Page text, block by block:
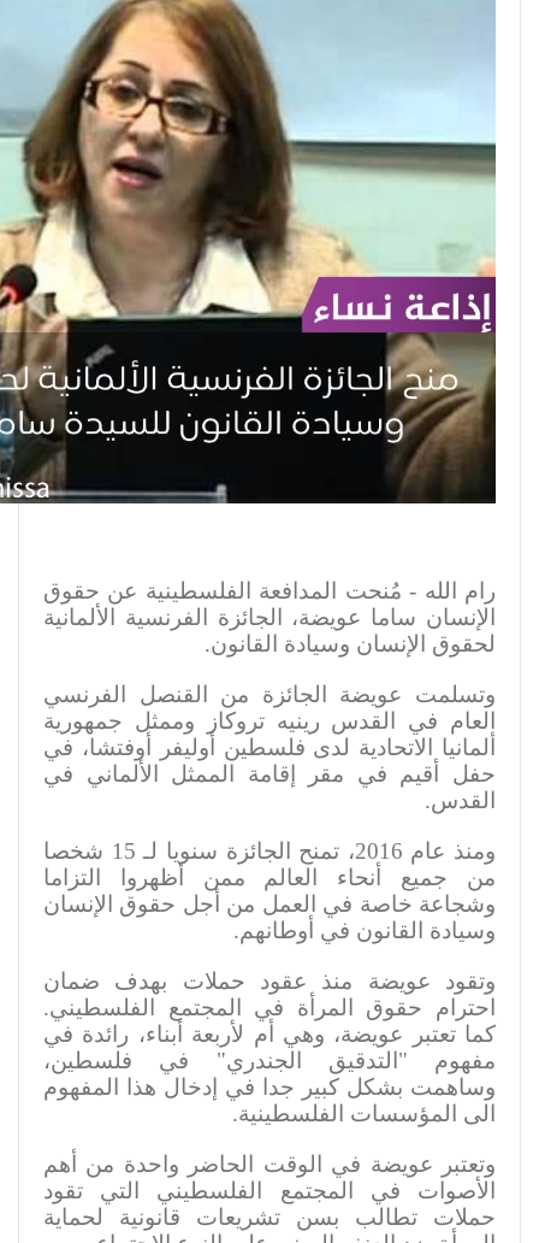
رام الله - مُنحت المدافعة الفلسطينية عن حقوق
الإنسان ساما عويضة، الجائزة الفرنسية الألمانية
لحقوق الإنسان وسيادة القانون.
وتسلمت عويضة الجائزة من القنصل الفرنسي
العام في القدس رينيه تروكاز وممثل جمهورية
ألمانيا الاتحادية لدى فلسطين أوليفر أوفتشا، في
حفل أقيم في مقر إقامة الممثل الألماني في
القدس.
ومنذ عام 2016، تمنح الجائزة سنويا لـ 15 شخصا
من جميع أنحاء العالم ممن أظهروا التزاما
وشجاعة خاصة في العمل من أجل حقوق الإنسان
وسيادة القانون في أوطانهم.
وتقود عويضة منذ عقود حملات بهدف ضمان
احترام حقوق المرأة في المجتمع الفلسطيني.
كما تعتبر عويضة، وهي أم لأربعة أبناء، رائدة في
مفهوم "التدقيق الجندري" في فلسطين،
وساهمت بشكل كبير جدا في إدخال هذا المفهوم
الى المؤسسات الفلسطينية.
وتعتبر عويضة في الوقت الحاضر واحدة من أهم
الأصوات في المجتمع الفلسطيني التي تقود
حملات تطالب بسن تشريعات قانونية لحماية